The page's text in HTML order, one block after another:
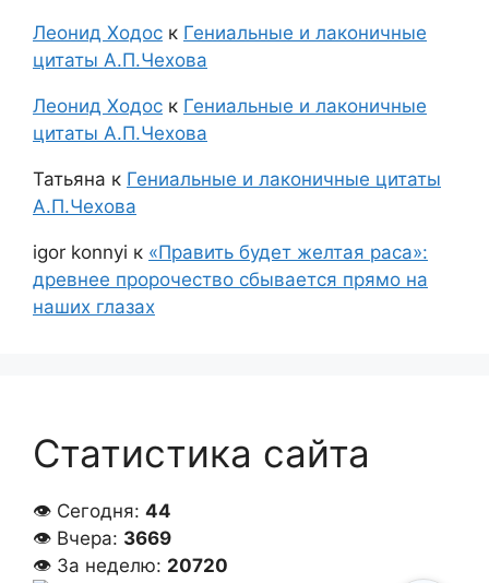
Леонид Ходос к Гениальные и лаконичные
цитаты А.П.Чехова
Леонид Ходос к Гениальные и лаконичные
цитаты А.П.Чехова
Татьяна к Гениальные и лаконичные цитаты
А.П.Чехова
igor konnyi к «Править будет желтая раса»:
древнее пророчество сбывается прямо на
наших глазах
Статистика сайта
👁 Сегодня: 44
👁 Вчера: 3669
👁 За неделю: 20720